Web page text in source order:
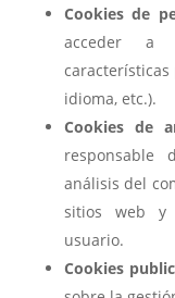
Cookies de
acceder a
características
idioma, etc.).
Cookies de
responsable
análisis del
sitios web y
usuario.
Cookies